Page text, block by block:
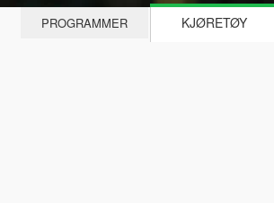
PROGRAMMER KJØRETØY